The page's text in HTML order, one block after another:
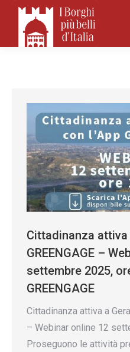
Cittadinanza attiva
GREENGAGE –
settembre 2025,
GREENGAGE
Cittadinanza attiva a
– Webinar online 12
Proseguono le attività